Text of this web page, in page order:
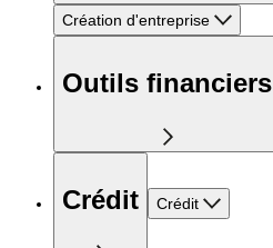
Création d'entreprise
Outils financiers
Crédit Crédit